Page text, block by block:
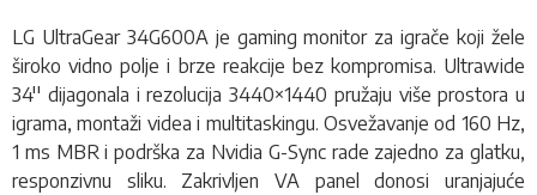
LG UltraGear 34G600A je gaming monitor za igrače koji žele
široko vidno polje i brze reakcije bez kompromisa. Ultrawide
34'' dijagonala i rezolucija 3440×1440 pružaju više prostora u
igrama, montaži videa i multitaskingu. Osvežavanje od 160 Hz,
1 ms MBR i podrška za Nvidia G-Sync rade zajedno za glatku,
responzivnu sliku. Zakrivljen VA panel donosi uranjajuće